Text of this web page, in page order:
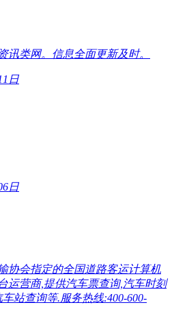
讯类网。信息全面更新及时。
日
日
协会指定的全国道路客运计算机
运营商,提供汽车票查询,汽车时刻
站查询等.服务热线:400-600-